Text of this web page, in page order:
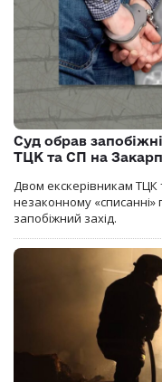
Суд обрав
ТЦК та СП на
Двом екскерівникам
незаконному «списанні»
запобіжний захід.